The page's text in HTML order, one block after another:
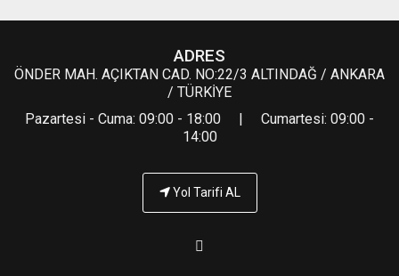
ADRES
ÖNDER MAH. AÇIKTAN CAD. NO:22/3 ALTINDAĞ / ANKARA
/ TÜRKİYE
Pazartesi - Cuma: 09:00 - 18:00 | Cumartesi: 09:00 -
14:00
Yol Tarifi AL